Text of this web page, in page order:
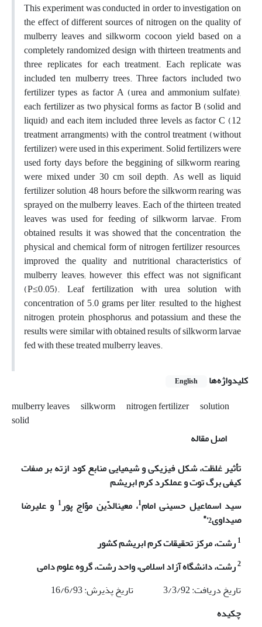
This experiment was conducted in order to investigation on
the effect of different sources of nitrogen on the quality of
mulberry leaves and silkworm cocoon yield based on a
completely randomized design with thirteen treatments and
three replicates for each treatment. Each replicate was
included ten mulberry trees. Three factors included two
fertilizer types as factor A (urea and ammonium sulfate),
each fertilizer as two physical forms as factor B (solid and
liquid) and each item included three levels as factor C (12
treatment arrangments) with the control treatment (without
fertilizer) were used in this experiment. Solid fertilizers were
used forty days before the beggining of silkworm rearing,
were mixed under 30 cm soil depth. As well as liquid
fertilizer solution, 48 hours before the silkworm rearing was
sprayed on the mulberry leaves. Each of the thirteen treated
leaves was used for feeding of silkworm larvae. From
obtained results it was showed that the concentration, the
physical and chemical form of nitrogen fertilizer resources,
improved the quality and nutritional characteristics of
mulberry leaves; however, this effect was not significant
(P≤0.05). Leaf fertilization with urea solution with
concentration of 5.0 grams per liter, resulted to the highest
nitrogen, protein, phosphorus, and potassium, and these the
results were similar with obtained results of silkworm larvae
fed with these treated mulberry leaves.
کلیدواژه‌ها
English
mulberry leaves silkworm nitrogen fertilizer solution
solid
اصل مقاله
تأثیر غلظت، شکل فیزیکی و شیمیایی منابع کود ازته بر صفات
کیفی برگ توت و عملکرد کرم ابریشم
سید اسماعیل حسینی امام1،معین­الدّین موّاج پور1 و علیرضا
صیداوی2،*
1رشت، مرکز تحقیقات کرم ابریشم کشور
2رشت، دانشگاه آزاد اسلامی، واحد رشت، گروه علوم دامی
تاریخ دریافت: 3/3/92 تاریخ پذیرش: 16/6/93
چکیده